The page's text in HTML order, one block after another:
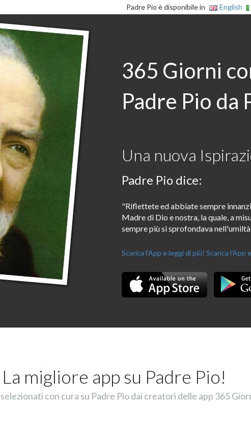
Padre Pio è disponibile in English
365 Giorni
Padre Pio da
Una nuova
Padre Pio dice:
"Riflettete ed abbiate sempre
Madre di Dio e nostra, la quale, a
sempre più si sprofondava
Scarica l'App e leggi di più! Scarica l'App
La migliore app su Padre Pio!
con cura su Padre Pio dai creatori delle app 365